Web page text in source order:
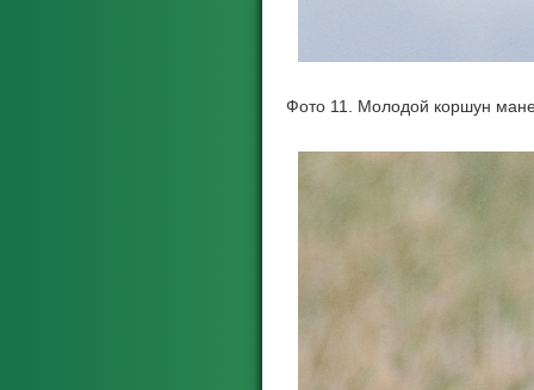
Фото 11. Молодой коршун